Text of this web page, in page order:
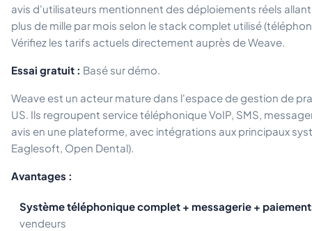
avis d'utilisateurs mentionnent des déploiements réels
plus de mille par mois selon le stack complet utilisé
Vérifiez les tarifs actuels directement auprès de Weave.
Essai gratuit : Basé sur démo.
Weave est un acteur mature dans l'espace de gestion de
US. Ils regroupent service téléphonique VoIP, SMS,
avis en une plateforme, avec intégrations aux principaux
Eaglesoft, Open Dental).
Avantages :
Système téléphonique complet + messagerie +
vendeurs